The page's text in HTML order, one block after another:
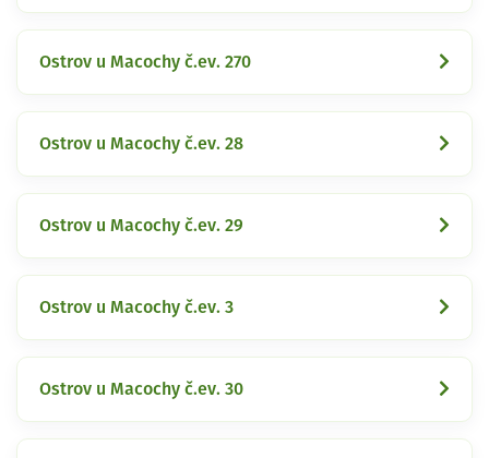
Ostrov u Macochy č.ev. 270
Ostrov u Macochy č.ev. 28
Ostrov u Macochy č.ev. 29
Ostrov u Macochy č.ev. 3
Ostrov u Macochy č.ev. 30